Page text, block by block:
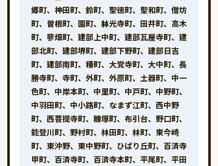
郷町、神田町、鈴町、聖徳町、聖和町、僧坊
町、曽根町、園町、躰光寺町、田井町、高木
町、蓼畑町、建部上中町、建部瓦屋寺町、建
部北町、建部堺町、建部下野町、建部日吉
町、建部南町、種町、大覚寺町、大中町、長
勝寺町、寺町、外町、外原町、土器町、中一
色町、中岸本町、中里町、中戸町、中野町、
中羽田町、中小路町、なまず江町、西中野
町、西菩提寺町、糠塚町、布引台、野口町、
能登川町、野村町、林田町、林町、東今崎
町、東沖野、東中野町、ひばり丘町、百済寺
甲町、百済寺町、百済寺本町、平尾町、平田